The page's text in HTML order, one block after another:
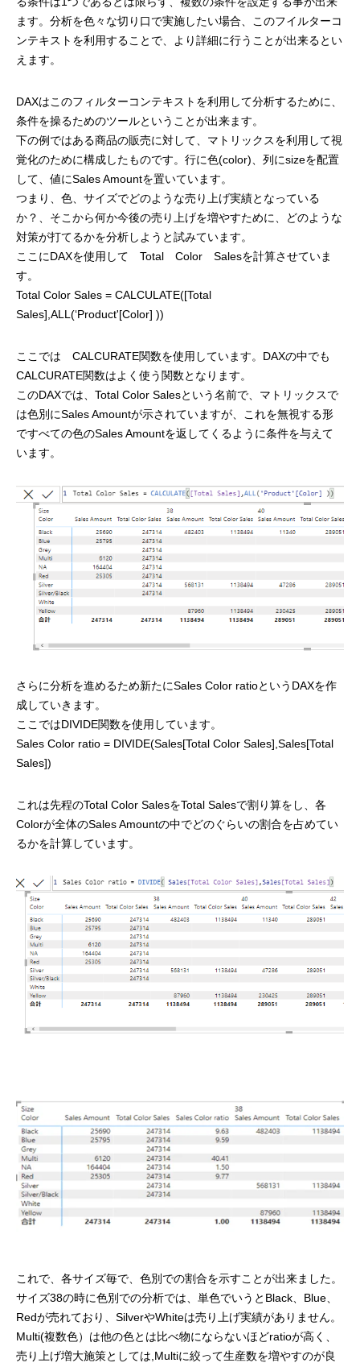
ます。分析を色々な切り口で実施したい場合、このフイルターコ
ンテキストを利用することで、より詳細に行うことが出来るとい
えます。
DAXはこのフィルターコンテキストを利用して分析するために、
条件を操るためのツールということが出来ます。
下の例ではある商品の販売に対して、マトリックスを利用して視
覚化のために構成したものです。行に色(color)、列にsizeを配置
して、値にSales Amountを置いています。
つまり、色、サイズでどのような売り上げ実績となっている
か？、そこから何か今後の売り上げを増やすために、どのような
対策が打てるかを分析しようと試みています。
ここにDAXを使用して Total Color Salesを計算させていま
す。
Total Color Sales = CALCULATE([Total
Sales],ALL(‘Product'[Color] ))
ここでは CALCURATE関数を使用しています。DAXの中でも
CALCURATE関数はよく使う関数となります。
このDAXでは、Total Color Salesという名前で、マトリックスで
は色別にSales Amountが示されていますが、これを無視する形
ですべての色のSales Amountを返してくるように条件を与えて
います。
さらに分析を進めるため新たにSales Color ratioというDAXを作
成していきます。
ここではDIVIDE関数を使用しています。
Sales Color ratio = DIVIDE(Sales[Total Color Sales],Sales[Total
Sales])
これは先程のTotal Color SalesをTotal Salesで割り算をし、各
Colorが全体のSales Amountの中でどのぐらいの割合を占めてい
るかを計算しています。
これで、各サイズ毎で、色別での割合を示すことが出来ました。
サイズ38の時に色別での分析では、単色でいうとBlack、Blue、
Redが売れており、SilverやWhiteは売り上げ実績がありません。
Multi(複数色）は他の色とは比べ物にならないほどratioが高く、
売り上げ増大施策としては,Multiに絞って生産数を増やすのが良